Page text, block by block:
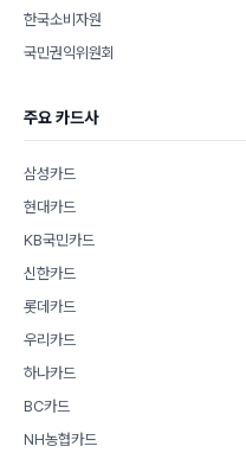
한국소비자원
국민권익위원회
주요 카드사
삼성카드
현대카드
KB국민카드
신한카드
롯데카드
우리카드
하나카드
BC카드
NH농협카드